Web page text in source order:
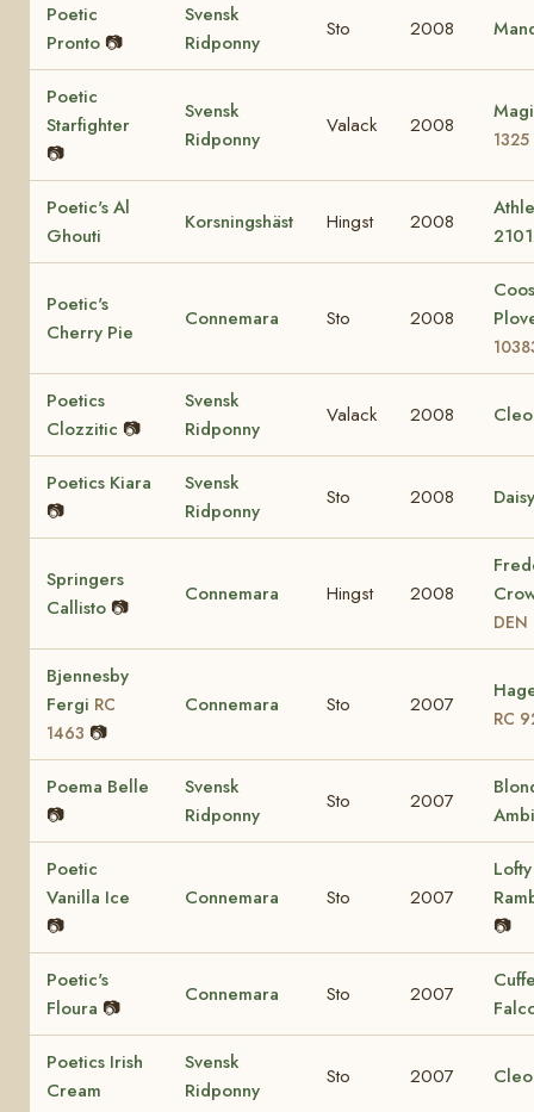
Poetic
Pronto 📷
Svensk
Ridponny
Sto 2008
Poetic
Starfighter
📷
Svensk
Ridponny
Valack 2008
1325
Poetic's Al
Ghouti
Korsningshäst Hingst 2008
Poetic's
Cherry Pie
Connemara Sto 2008
Poetics
Clozzitic 📷
Svensk
Ridponny
Valack 2008
Poetics Kiara
📷
Svensk
Ridponny
Sto 2008 Daisy
Springers
Callisto 📷
Connemara Hingst 2008
Bjennesby
Fergi RC
1463 📷
Connemara Sto 2007
RC
Poema Belle
📷
Svensk
Ridponny
Sto 2007
Poetic
Vanilla Ice
📷
Connemara Sto 2007
📷
Poetic's
Floura 📷
Connemara Sto 2007
Poetics Irish
Cream
Svensk
Ridponny
Sto 2007